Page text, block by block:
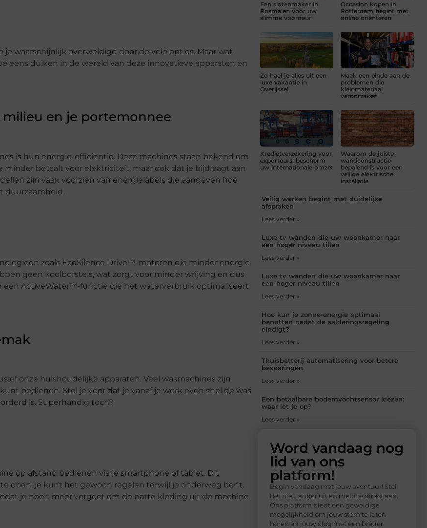
waarschijnlijk overweldigd door de vele opties. Maar wat
eens duiken in de wereld van deze innovatieve apparaten en
en je portemonnee
is hun energie-efficiëntie. Deze machines staan bekend om
betaalt voor elektriciteit, maar ook dat je bijdraagt aan
zijn vaak voorzien van energielabels die aangeven hoe
duurzaamheid.
zoals EcoSilence Drive™-motoren die minder energie
geen koolborstels, wat zorgt voor minder wrijving en dus
een ActiveWater™-functie die het waterverbruik optimaliseert
onze huishoudelijke apparaten. Veel wasmachines zijn
bedienen. Stel je voor dat je vanaf je werk even snel de was
is. Superhandig toch?
op afstand bedienen via je smartphone of tablet. Dit
doen; je kunt het gewoon regelen terwijl je onderweg bent.
je nooit meer vergeet om de natte kleding uit de machine
Een slotenmaker in
Rosmalen voor uw
slimme voordeur
Occasion kopen in
Rotterdam begint met
online oriënteren
Zo haal je alles uit een
luxe vakantie in
Overijssel
Maak een einde aan de
problemen die
kleinmateriaal
veroorzaken
Kredietverzekering voor
exporteurs: bescherm
uw internationale omzet
Waarom de juiste
wandconstructie
bepalend is voor een
veilige elektrische
installatie
Veilig werken begint met duidelijke
afspraken
Lees verder »
Luxe tv wanden die uw woonkamer naar
een hoger niveau tillen
Lees verder »
Luxe tv wanden die uw woonkamer naar
een hoger niveau tillen
Lees verder »
Hoe kun je zonne-energie optimaal
benutten nadat de salderingsregeling
eindigt?
Lees verder »
Thuisbatterij-automatisering voor betere
besparingen
Lees verder »
Een betaalbare bodemvochtsensor kiezen:
waar let je op?
Lees verder »
Word vandaag nog
lid van ons
platform!
Begin vandaag met jouw avontuur! Stel
het niet langer uit en meld je direct aan.
Ons platform biedt een geweldige
mogelijkheid om jouw stem te laten
horen en jouw blog met een breder